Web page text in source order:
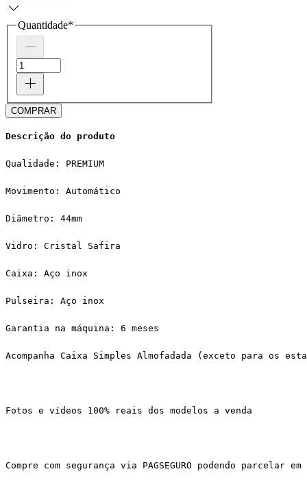
Quantidade*
COMPRAR
Descrição do produto
Qualidade: PREMIUM
Movimento: Automático
Diâmetro: 44mm
Vidro: Cristal Safira
Caixa: Aço inox
Pulseira: Aço inox
Garantia na máquina: 6 meses
Acompanha Caixa Simples Almofadada (exceto para os
Fotos e vídeos 100% reais dos modelos a venda
Compre com segurança via PAGSEGURO podendo